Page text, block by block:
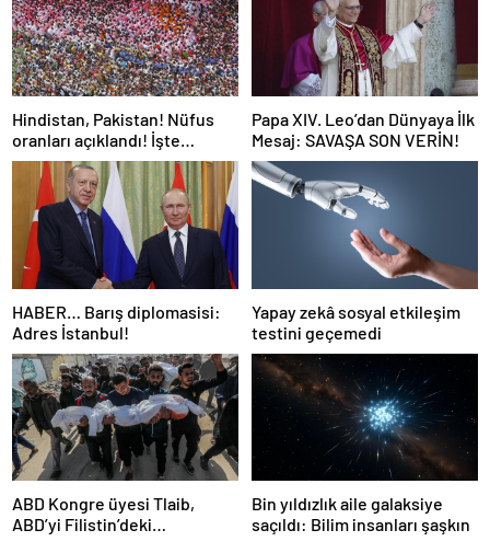
Hindistan, Pakistan! Nüfus
oranları açıklandı! İşte
Dünyanın en kalabalık ülkesi!
Dünya haritası ülkeler!
Papa XIV. Leo’dan Dünyaya İlk
Mesaj: SAVAŞA SON VERİN!
HABER… Barış diplomasisi:
Adres İstanbul!
Yapay zekâ sosyal etkileşim
testini geçemedi
ABD Kongre üyesi Tlaib,
ABD’yi Filistin’deki
Bin yıldızlık aile galaksiye
saçıldı: Bilim insanları şaşkın